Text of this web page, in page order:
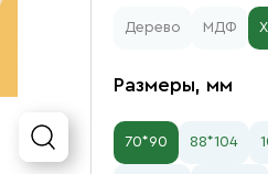
Дерево МДФ
Размеры, мм
70*90 88*104